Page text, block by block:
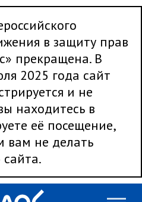
в защиту прав
прекращена. В
2025 года сайт
и не
находитесь в
её посещение,
вам не делать
сайта.